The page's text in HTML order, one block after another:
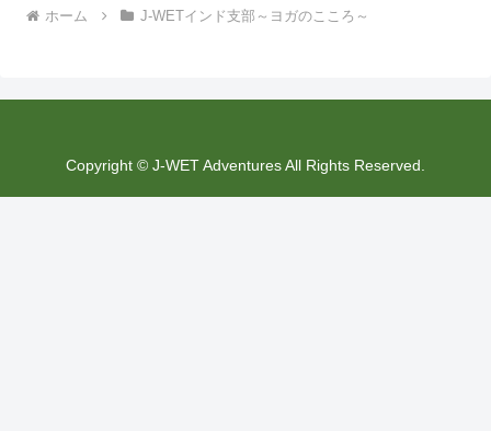
ホーム J-WETインド支部～ヨガのこころ～
Copyright © J-WET Adventures All Rights Reserved.